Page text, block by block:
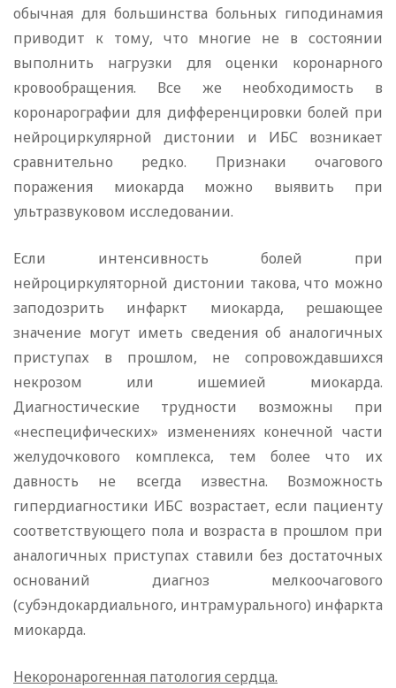
обычная для большинства больных гиподинамия
приводит к тому, что многие не в состоянии
выполнить нагрузки для оценки коронарного
кровообращения. Все же необходимость в
коронарографии для дифференцировки болей при
нейроциркулярной дистонии и ИБС возникает
сравнительно редко. Признаки очагового
поражения миокарда можно выявить при
ультразвуковом исследовании.
Если интенсивность болей при
нейроциркуляторной дистонии такова, что можно
заподозрить инфаркт миокарда, решающее
значение могут иметь сведения об аналогичных
приступах в прошлом, не сопровождавшихся
некрозом или ишемией миокарда.
Диагностические трудности возможны при
«неспецифических» изменениях конечной части
желудочкового комплекса, тем более что их
давность не всегда известна. Возможность
гипердиагностики ИБС возрастает, если пациенту
соответствующего пола и возраста в прошлом при
аналогичных приступах ставили без достаточных
оснований диагноз мелкоочагового
(субэндокардиального, интрамурального) инфаркта
миокарда.
Некоронарогенная патология сердца.